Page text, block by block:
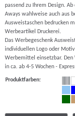
passend zu Ihrem Design.
Aways wahlweise auch aus
Ausweistaschen bedrucken
Werbeartikel Druckerei.
Das Werbegeschenk
individuellen Logo oder
Werbemittel einsetzbar.
in ca. ab 4-5 Wochen -
Produktfarben: